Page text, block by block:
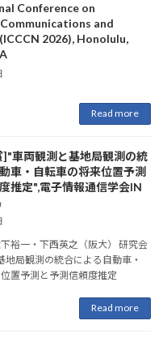
Conference on
and
2026), Honolulu,
Read more
]"車両観測と基地局観測の統
車・自転車の将来位置予測
推定",電子情報通信学会IN
裕一・下西英之（阪大） 研究会
地局観測の統合による自動車・
置予測と予測信頼度推定
Read more